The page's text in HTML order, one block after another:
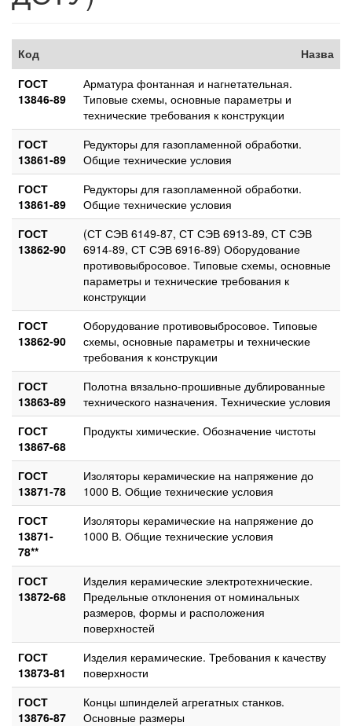
Код
Назва
ГОСТ
13846-89
Арматура фонтанная и нагнетательная.
Типовые схемы, основные параметры и
технические требования к конструкции
ГОСТ
13861-89
Редукторы для газопламенной обработки.
Общие технические условия
ГОСТ
13861-89
Редукторы для газопламенной обработки.
Общие технические условия
ГОСТ
13862-90
(СТ СЭВ 6149-87, СТ СЭВ 6913-89, СТ СЭВ
6914-89, СТ СЭВ 6916-89) Оборудование
противовыбросовое. Типовые схемы, основные
параметры и технические требования к
конструкции
ГОСТ
13862-90
Оборудование противовыбросовое. Типовые
схемы, основные параметры и технические
требования к конструкции
ГОСТ
13863-89
Полотна вязально-прошивные дублированные
технического назначения. Технические условия
ГОСТ
13867-68
Продукты химические. Обозначение чистоты
ГОСТ
13871-78
Изоляторы керамические на напряжение до
1000 В. Общие технические условия
ГОСТ
13871-
78**
Изоляторы керамические на напряжение до
1000 В. Общие технические условия
ГОСТ
13872-68
Изделия керамические электротехнические.
Предельные отклонения от номинальных
размеров, формы и расположения
поверхностей
ГОСТ
13873-81
Изделия керамические. Требования к качеству
поверхности
ГОСТ
13876-87
Концы шпинделей агрегатных станков.
Основные размеры